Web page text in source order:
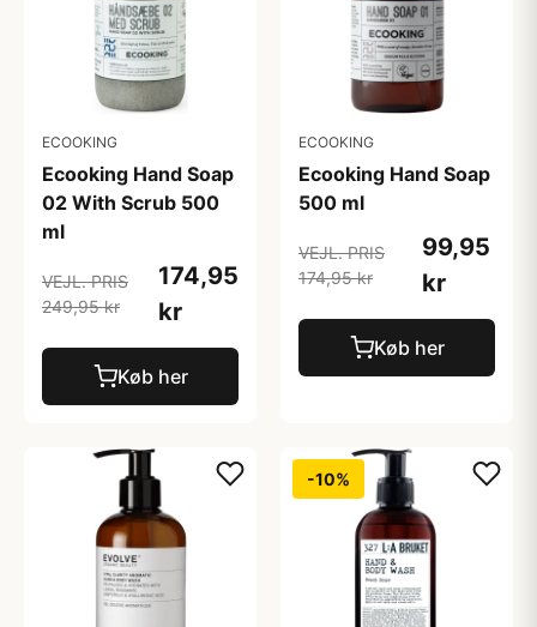
ECOOKING
Ecooking Hand Soap
02 With Scrub 500
ml
VEJL. PRIS
249,95 kr
174,95
kr
Køb her
ECOOKING
Ecooking Hand Soap
500 ml
VEJL. PRIS
174,95 kr
99,95
kr
Køb her
-10%